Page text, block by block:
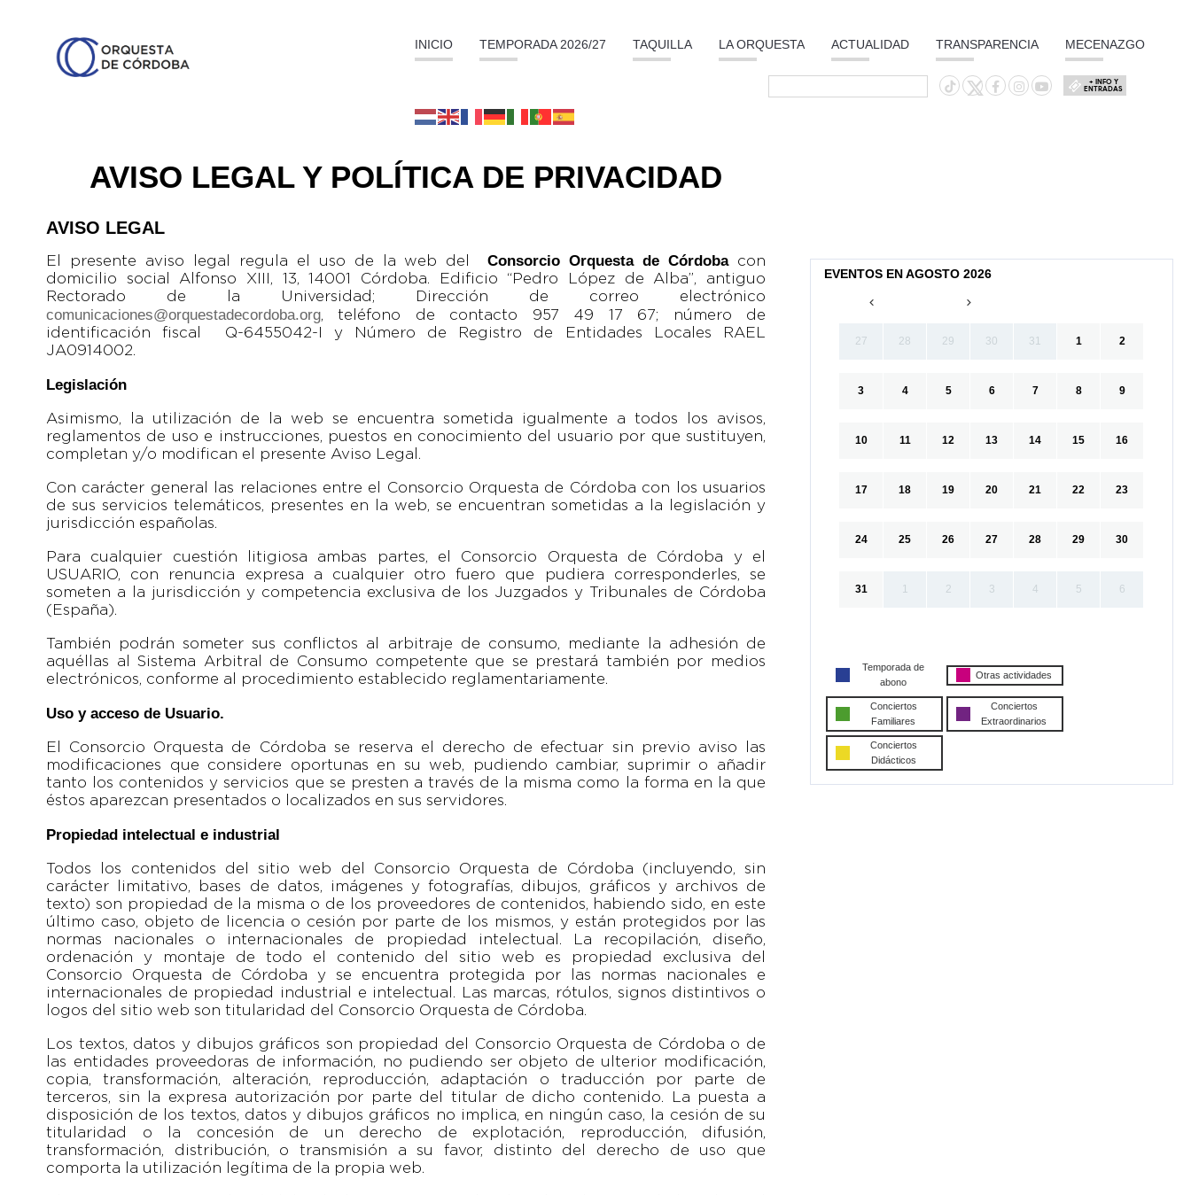
INICIO TEMPORADA 2026/27 TAQUILLA LA ORQUESTA ACTUALIDAD TRANSPARENCIA MECENAZGO
+ INFO Y
ENTRADAS
AVISO LEGAL Y POLÍTICA DE PRIVACIDAD
AVISO LEGAL
El presente aviso legal regula el uso de la web delConsorcio Orquesta de Córdoba
con
domicilio social Alfonso XIII, 13, 14001 Córdoba. Edificio “Pedro López de Alba”, antiguo
Rectorado de la Universidad; Dirección de correo electrónico
comunicaciones@orquestadecordoba.org, teléfono de contacto 957 49 17 67; número de
identificación fiscal Q-6455042-I y Número de Registro de Entidades Locales RAEL
JA0914002.
Legislación
Asimismo, la utilización de la web se encuentra sometida igualmente a todos los avisos,
reglamentos de uso e instrucciones, puestos en conocimiento del usuario por que sustituyen,
completan y/o modifican el presente Aviso Legal.
Con carácter general las relaciones entre el Consorcio Orquesta de Córdoba con los usuarios
de sus servicios telemáticos, presentes en la web, se encuentran sometidas a la legislación y
jurisdicción españolas.
Para cualquier cuestión litigiosa ambas partes, el Consorcio Orquesta de Córdoba y el
USUARIO, con renuncia expresa a cualquier otro fuero que pudiera corresponderles, se
someten a la jurisdicción y competencia exclusiva de los Juzgados y Tribunales de Córdoba
(España).
También podrán someter sus conflictos al arbitraje de consumo, mediante la adhesión de
aquéllas al Sistema Arbitral de Consumo competente que se prestará también por medios
electrónicos, conforme al procedimiento establecido reglamentariamente.
Uso y acceso de Usuario.
El Consorcio Orquesta de Córdoba se reserva el derecho de efectuar sin previo aviso las
modificaciones que considere oportunas en su web, pudiendo cambiar, suprimir o añadir
tanto los contenidos y servicios que se presten a través de la misma como la forma en la que
éstos aparezcan presentados o localizados en sus servidores.
Propiedad intelectual e industrial
Todos los contenidos del sitio web del Consorcio Orquesta de Córdoba (incluyendo, sin
carácter limitativo, bases de datos, imágenes y fotografías, dibujos, gráficos y archivos de
texto) son propiedad de la misma o de los proveedores de contenidos, habiendo sido, en este
último caso, objeto de licencia o cesión por parte de los mismos, y están protegidos por las
normas nacionales o internacionales de propiedad intelectual. La recopilación, diseño,
ordenación y montaje de todo el contenido del sitio web es propiedad exclusiva del
Consorcio Orquesta de Córdoba y se encuentra protegida por las normas nacionales e
internacionales de propiedad industrial e intelectual. Las marcas, rótulos, signos distintivos o
logos del sitio web son titularidad del Consorcio Orquesta de Córdoba.
Los textos, datos y dibujos gráficos son propiedad del Consorcio Orquesta de Córdoba o de
las entidades proveedoras de información, no pudiendo ser objeto de ulterior modificación,
copia, transformación, alteración, reproducción, adaptación o traducción por parte de
terceros, sin la expresa autorización por parte del titular de dicho contenido. La puesta a
disposición de los textos, datos y dibujos gráficos no implica, en ningún caso, la cesión de su
titularidad o la concesión de un derecho de explotación, reproducción, difusión,
transformación, distribución, o transmisión a su favor, distinto del derecho de uso que
comporta la utilización legítima de la propia web.
EVENTOS EN AGOSTO 2026
27 28 29 30 31 1 2
3 4 5 6 7 8 9
10 11 12 13 14 15 16
17 18 19 20 21 22 23
24 25 26 27 28 29 30
31 1 2 3 4 5 6
Temporada de
abono
Otras actividades
Conciertos
Familiares
Conciertos
Extraordinarios
Conciertos
Didácticos